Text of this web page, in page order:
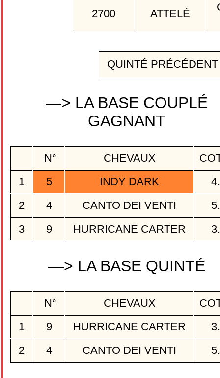
2700 ATTELÉ
QUINTÉ
—> LA BASE COUPLÉ
GAGNANT
N° CHEVAUX
1
5 INDY DARK
2
4 CANTO DEI VENTI
3
9 HURRICANE CARTER
—> LA BASE QUINTÉ
N° CHEVAUX
1
9 HURRICANE CARTER
2
4 CANTO DEI VENTI